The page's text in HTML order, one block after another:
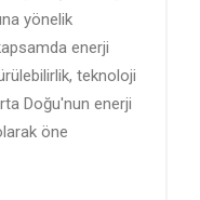
yönelik
enerji
teknoloji
Doğu'nun enerji
öne